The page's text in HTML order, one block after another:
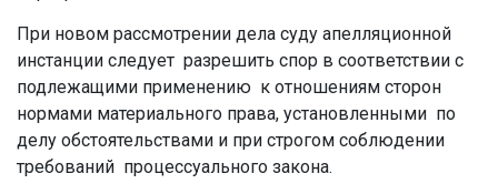
При новом рассмотрении дела суду апелляционной
инстанции следует разрешить спор в соответствии с
подлежащими применению к отношениям сторон
нормами материального права, установленными по
делу обстоятельствами и при строгом соблюдении
требований процессуального закона.